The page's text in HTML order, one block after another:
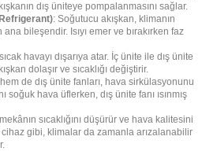
dış üniteye pompalanmasını sağlar.
: Soğutucu akışkan, klimanın
bileşendir. Isıyı emer ve bırakırken faz
havayı dışarıya atar. İç ünite ile dış ünite
dolaşır ve sıcaklığı değiştirir.
de dış ünite fanları, hava sirkülasyonunu
soğuk hava üflerken, dış ünite fanı ısınmış
sıcaklığını düşürür ve hava kalitesini
gibi, klimalar da zamanla arızalanabilir